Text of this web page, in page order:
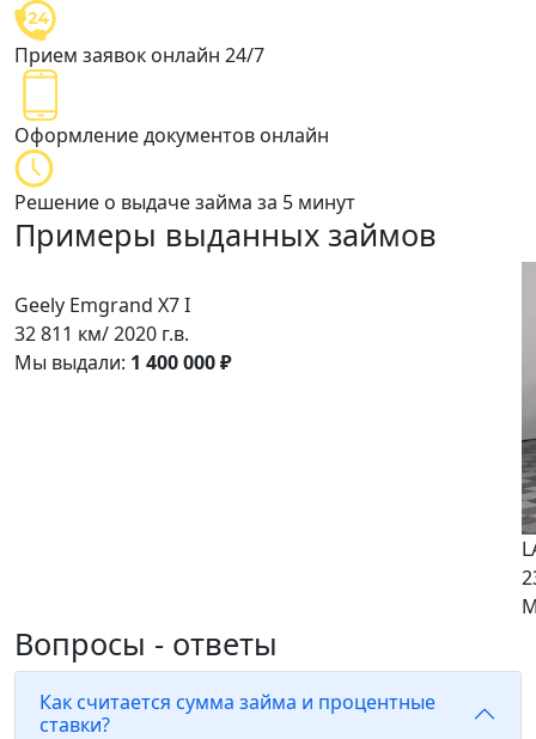
Прием заявок онлайн 24/7
Оформление документов онлайн
Решение о выдаче займа за 5 минут
Примеры выданных займов
Geely Emgrand X7 I
32 811 км/ 2020 г.в.
Мы выдали: 1 400 000 ₽
Вопросы - ответы
Как считается сумма займа и процентные
ставки?